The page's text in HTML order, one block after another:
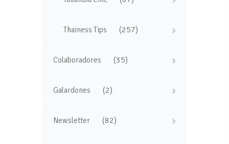
Thainess Tips (257)
Colaboradores (35)
Galardones (2)
Newsletter (82)